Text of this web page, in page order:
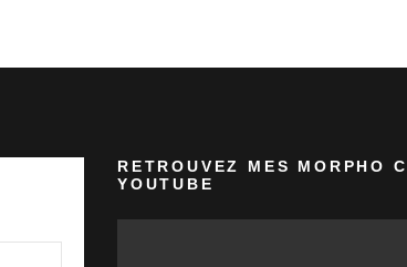
RETROUVEZ MES MORPHO
YOUTUBE